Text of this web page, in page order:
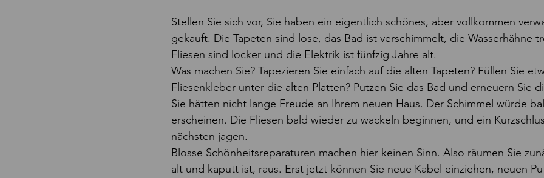
Stellen Sie sich vor, Sie haben ein eigentlich schönes, aber vollkommen
gekauft. Die Tapeten sind lose, das Bad ist verschimmelt, die Wasserhähne
Fliesen sind locker und die Elektrik ist fünfzig Jahre alt.
Was machen Sie? Tapezieren Sie einfach auf die alten Tapeten? Füllen Sie
Fliesenkleber unter die alten Platten? Putzen Sie das Bad und erneuern Sie
Sie hätten nicht lange Freude an Ihrem neuen Haus. Der Schimmel würde
erscheinen. Die Fliesen bald wieder zu wackeln beginnen, und ein
nächsten jagen.
Blosse Schönheitsreparaturen machen hier keinen Sinn. Also räumen Sie
alt und kaputt ist, raus. Erst jetzt können Sie neue Kabel einziehen, neuen